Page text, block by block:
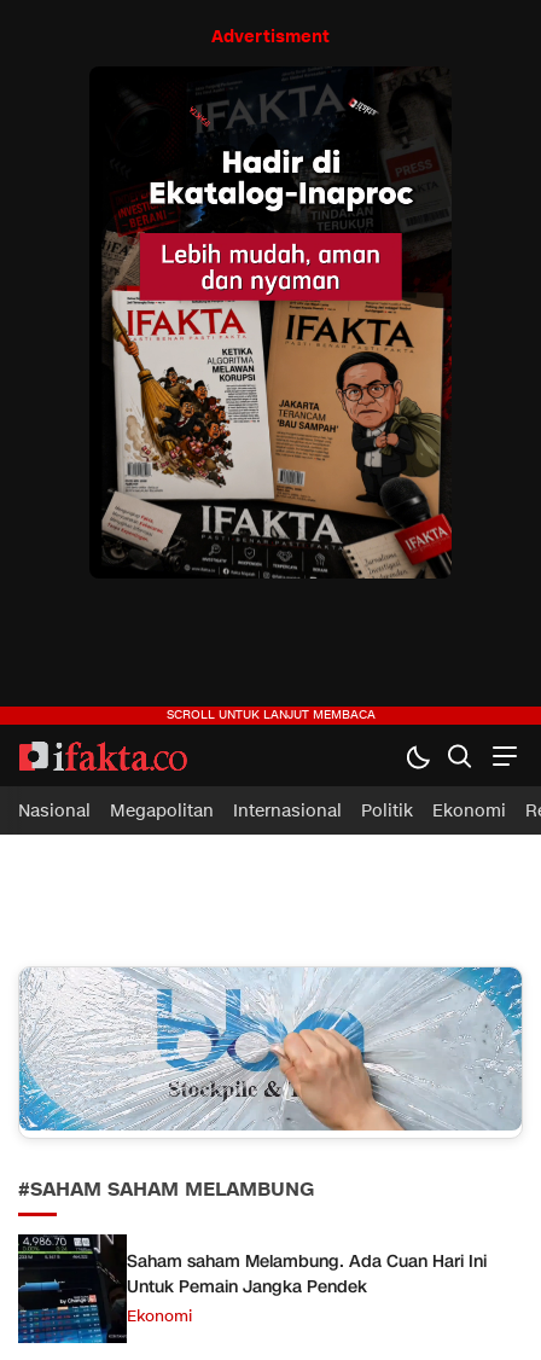
Advertisment
ifakta.co
#pastibenar
Nasional Megapolitan Internasional Politik Ekonomi
#SAHAM SAHAM MELAMBUNG
Saham saham Melambung. Ada Cuan Hari Ini
Untuk Pemain Jangka Pendek
Ekonomi